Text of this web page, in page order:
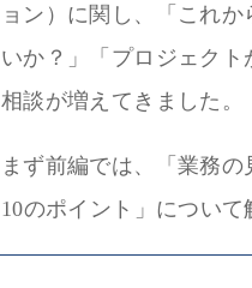
ョン）に関し、「これ
いか？」「プロジェク
相談が増えてきました。
まず前編では、「業務
10のポイント」について